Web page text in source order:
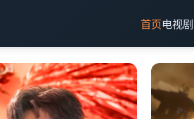
首页电视剧